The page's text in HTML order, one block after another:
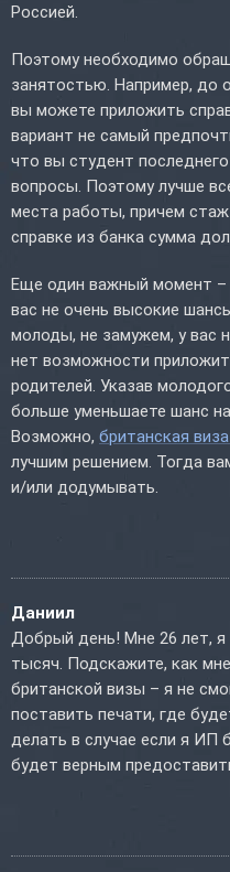
Россией.
Поэтому необходимо
занятостью. Например, до
вы можете приложить
вариант не самый
что вы студент
вопросы. Поэтому лучше
места работы, причем
справке из банка сумма
Еще один важный момент –
вас не очень высокие
молоды, не замужем, у вас
нет возможности
родителей. Указав
больше уменьшаете шанс
Возможно, британская
лучшим решением. Тогда
и/или додумывать.
Даниил
Добрый день! Мне 26 лет,
тысяч. Подскажите, как
британской визы – я не
поставить печати, где
делать в случае если я ИП
будет верным